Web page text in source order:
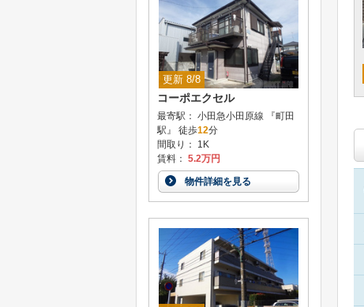
更新 8/8
コーポエクセル
最寄駅： 小田急小田原線 『町田
駅』 徒歩12分
間取り： 1K
賃料： 5.2万円
物件詳細を見る